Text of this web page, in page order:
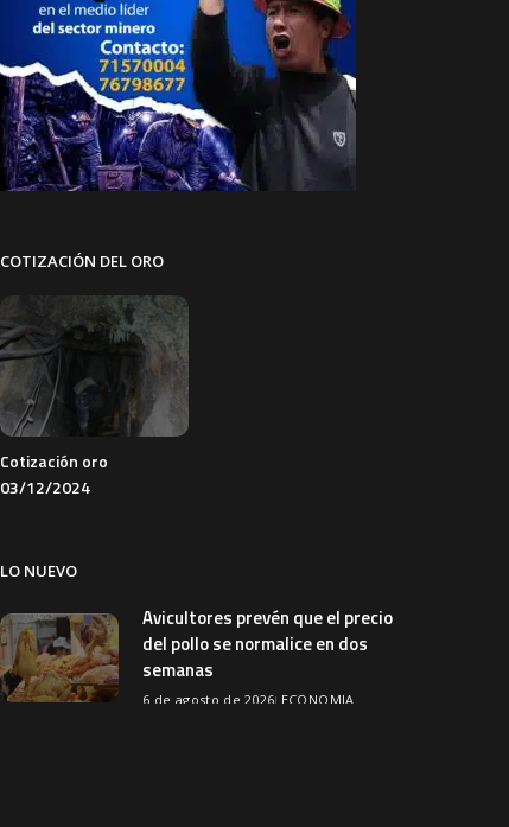
COTIZACIÓN DEL ORO
Cotización oro
03/12/2024
LO NUEVO
Avicultores prevén que el precio
del pollo se normalice en dos
semanas
6 de agosto de 2026 ECONOMIA